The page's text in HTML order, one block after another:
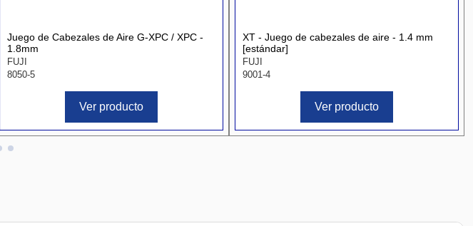
Juego de Cabezales de Aire G-XPC / XPC -
1.8mm
FUJI
8050-5
Ver producto
XT - Juego de cabezales de aire - 1.4 mm
[estándar]
FUJI
9001-4
Ver producto